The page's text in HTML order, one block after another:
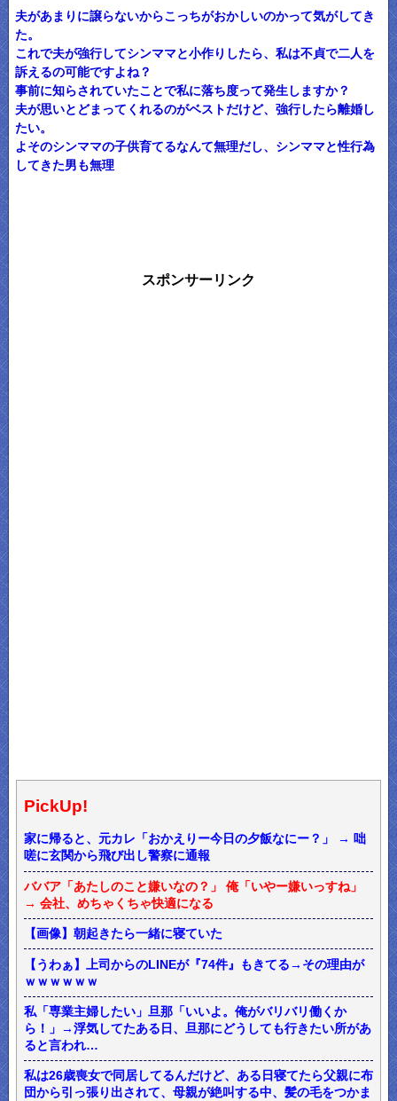
夫があまりに譲らないからこっちがおかしいのかって気がしてき
た。
これで夫が強行してシンママと小作りしたら、私は不貞で二人を
訴えるの可能ですよね？
事前に知らされていたことで私に落ち度って発生しますか？
夫が思いとどまってくれるのがベストだけど、強行したら離婚し
たい。
よそのシンママの子供育てるなんて無理だし、シンママと性行為
してきた男も無理
スポンサーリンク
PickUp!
家に帰ると、元カレ「おかえりー今日の夕飯なにー？」 → 咄
嗟に玄関から飛び出し警察に通報
ババア「あたしのこと嫌いなの？」 俺「いやー嫌いっすね」
→ 会社、めちゃくちゃ快適になる
【画像】朝起きたら一緒に寝ていた
【うわぁ】上司からのLINEが『74件』もきてる→その理由が
ｗｗｗｗｗｗ
私「専業主婦したい」旦那「いいよ。俺がバリバリ働くか
ら！」→浮気してたある日、旦那にどうしても行きたい所があ
ると言われ…
私は26歳喪女で同居してるんだけど、ある日寝てたら父親に布
団から引っ張り出されて、母親が絶叫する中、髪の毛をつかま